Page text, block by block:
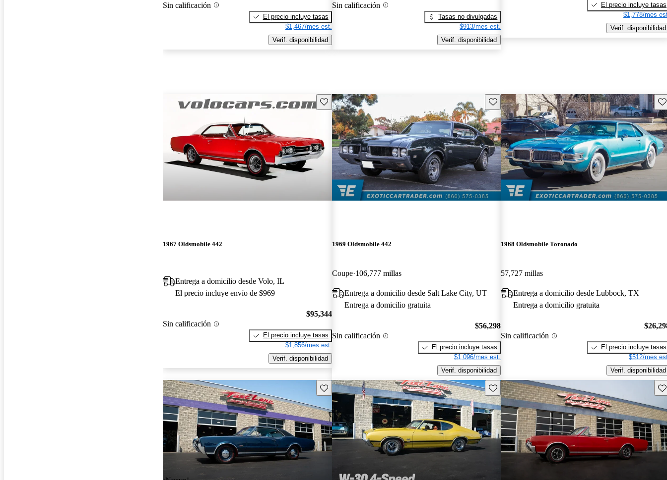
Sin calificación
El precio incluye tasas
$1,467/mes est.
Verif. disponibilidad
Sin calificación
Tasas no divulgadas
$913/mes est.
Verif. disponibilidad
El precio incluye tasas
$1,778/mes
Verif. disponibilidad
Guarda este Aviso
1967 Oldsmobile 442
Entrega a domicilio desde Volo, IL
El precio incluye envío de $969
Sin calificación
$95,344
El precio incluye tasas
$1,856/mes est.
Verif. disponibilidad
Guarda este Aviso
1969 Oldsmobile 442
Coupe 106,777 millas
Entrega a domicilio desde Salt Lake City, UT
Entrega a domicilio gratuita
Sin calificación
$56,298
El precio incluye tasas
$1,096/mes est.
Verif. disponibilidad
1968 Oldsmobile Toronado
57,727 millas
Entrega a domicilio desde Lubbock, TX
Entrega a domicilio gratuita
Sin calificación
El precio incluye tasas
$512/mes
Verif. disponibilidad
Guarda este Aviso Guarda este Aviso